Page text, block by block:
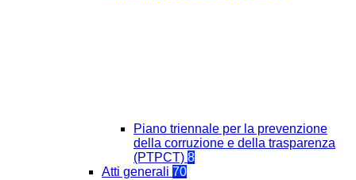
Piano triennale per la prevenzione
della corruzione e della trasparenza
(PTPCT) 8
Atti generali 70